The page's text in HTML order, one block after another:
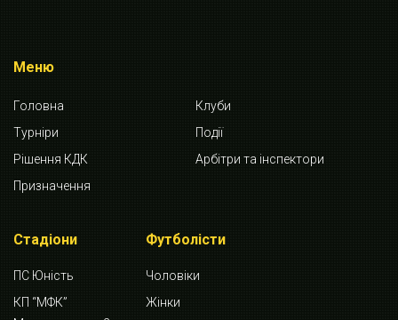
Меню
Головна
Клуби
Турніри
Події
Рішення КДК
Арбітри та інспектори
Призначення
Стадіони
ПС Юність
КП “МФК”
Футболісти
Чоловіки
Жінки